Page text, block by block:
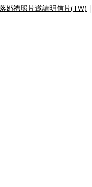
婚禮照片邀請明信片(TW) |